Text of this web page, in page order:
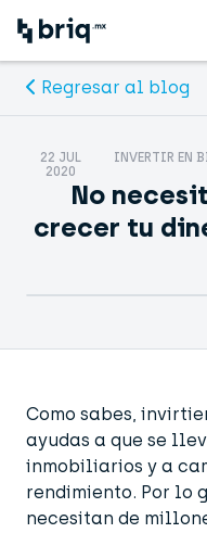
Regresar al blog
22 JUL
2020
INVERTIR EN
No
crecer tu
Como sabes,
ayudas a que se
inmobiliarios y a
rendimiento. Por lo
necesitan de